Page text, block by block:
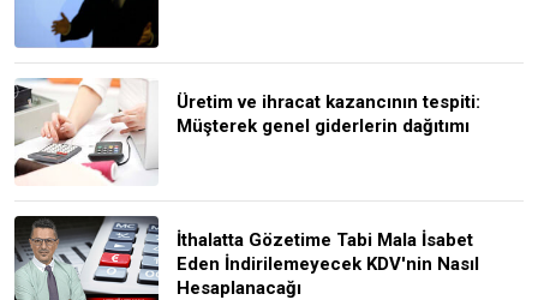
Üretim ve ihracat kazancının tespiti:
Müşterek genel giderlerin dağıtımı
İthalatta Gözetime Tabi Mala İsabet
Eden İndirilemeyecek KDV'nin Nasıl
Hesaplanacağı